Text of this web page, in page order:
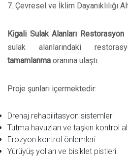
7. Çevresel ve İklim Dayanıklılığı
Kigali Sulak Alanları Restorasyon
sulak alanlarındaki
tamamlanma oranına ulaştı.
Proje şunları içermektedir:
Drenaj rehabilitasyon sistemleri
Tutma havuzları ve taşkın kontrol
Erozyon kontrol önlemleri
Yürüyüş yolları ve bisiklet pistleri